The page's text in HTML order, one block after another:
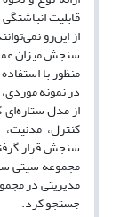
قابلیت
از این‌رو
سنجش میزان
منظور با
در نمونه
از مدل
کنترل،
سنجش قرار
مجموعه سیتی
مدیریتی در
جستجو کرد.